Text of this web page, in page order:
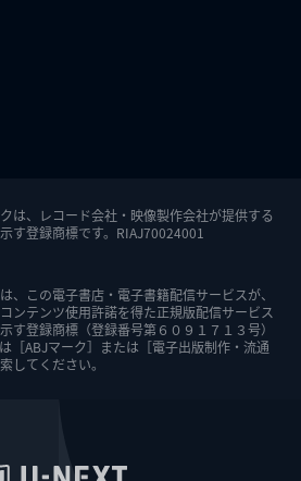
は、レコード会社・映像製作会社が提供する
す登録商標です。RIAJ70024001
、この電子書店・電子書籍配信サービスが、
ンテンツ使用許諾を得た正規版配信サービス
す登録商標（登録番号第６０９１７１３号）
［ABJマーク］または［電子出版制作・流通
してください。